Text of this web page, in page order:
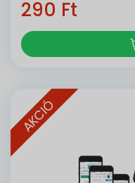
290 Ft
AKCIÓ